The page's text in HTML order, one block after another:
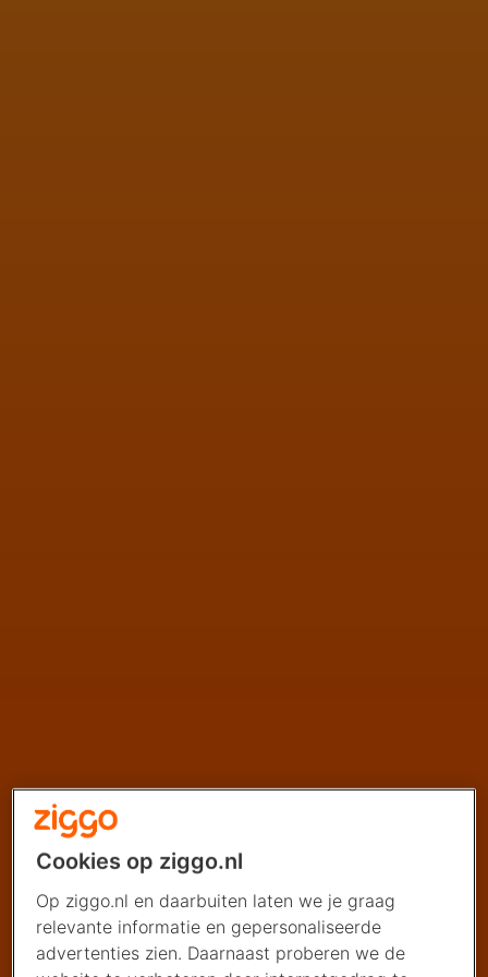
Cookies op ziggo.nl
Op ziggo.nl en daarbuiten laten we je graag
relevante informatie en gepersonaliseerde
advertenties zien. Daarnaast proberen we de